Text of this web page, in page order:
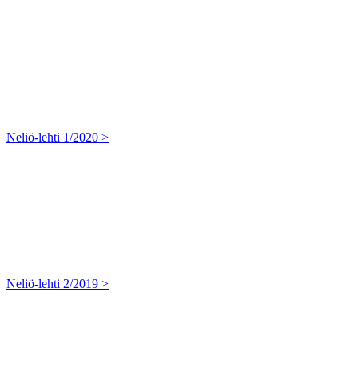
Neliö-lehti 1/2020 >
Neliö-lehti 2/2019 >